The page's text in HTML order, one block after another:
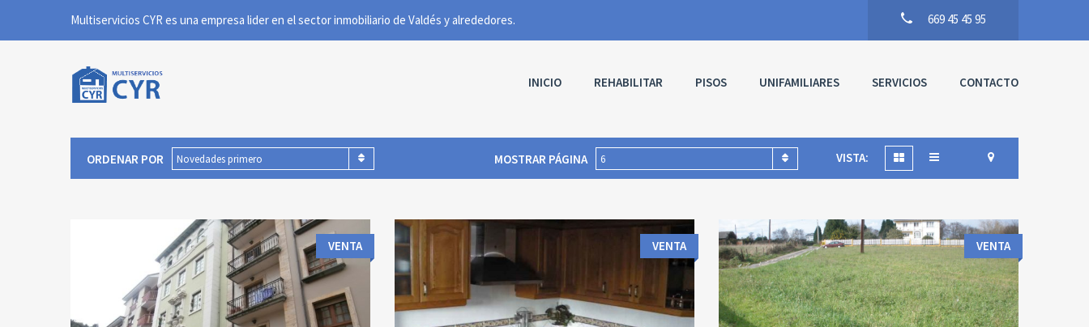
669 45 45 95
INICIO REHABILITAR PISOS UNIFAMILIARES SERVICIOS CONTACTO
ORDENAR POR Novedades primero MOSTRAR PÁGINA 6 VISTA:
VENTA VENTA VENTA